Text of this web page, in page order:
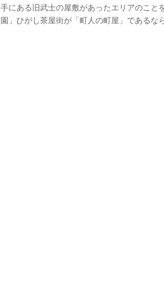
手にある旧武士の屋敷があったエリアのこと
園」ひがし茶屋街が「町人の町屋」であるな